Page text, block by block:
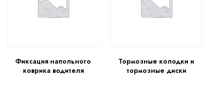
Фиксация напольного
коврика водителя
Тормозные колодки и
тормозные диски